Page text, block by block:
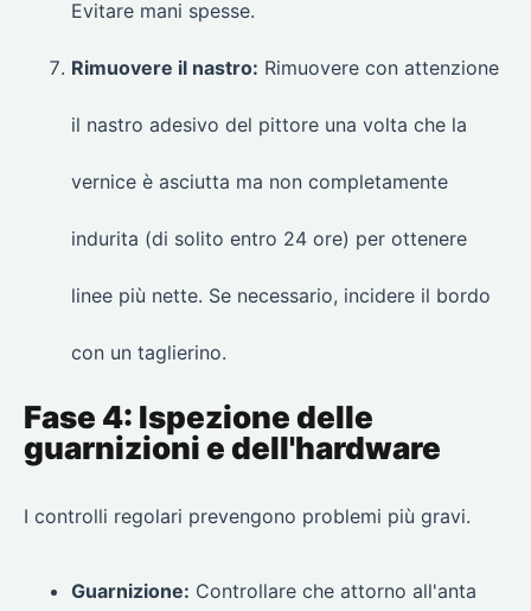
Evitare mani spesse.
Rimuovere il nastro: Rimuovere con attenzione
il nastro adesivo del pittore una volta che la
vernice è asciutta ma non completamente
indurita (di solito entro 24 ore) per ottenere
linee più nette. Se necessario, incidere il bordo
con un taglierino.
Fase 4: Ispezione delle
guarnizioni e dell'hardware
I controlli regolari prevengono problemi più gravi.
Guarnizione: Controllare che attorno all'anta